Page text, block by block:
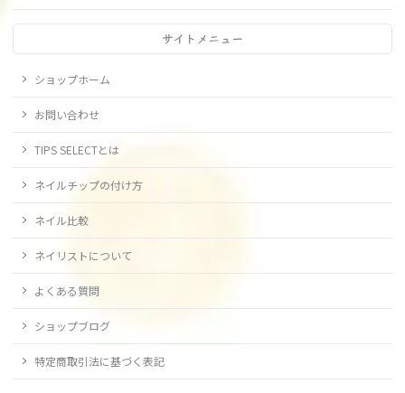
サイトメニュー
ショップホーム
お問い合わせ
TIPS SELECTとは
ネイルチップの付け方
ネイル比較
ネイリストについて
よくある質問
ショップブログ
特定商取引法に基づく表記